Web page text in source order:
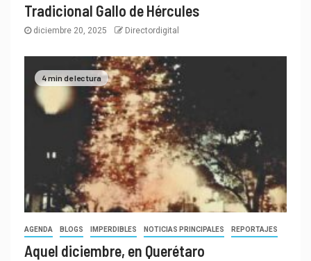
Tradicional Gallo de Hércules
diciembre 20, 2025 Directordigital
4 min de lectura
AGENDA BLOGS IMPERDIBLES NOTICIAS PRINCIPALES REPORTAJES
Aquel diciembre, en Querétaro